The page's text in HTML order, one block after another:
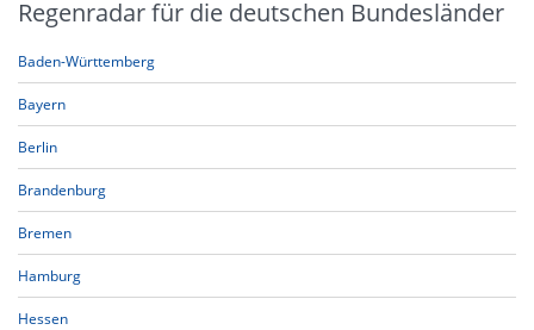
Regenradar für die deutschen Bundesländer
Baden-Württemberg
Bayern
Berlin
Brandenburg
Bremen
Hamburg
Hessen